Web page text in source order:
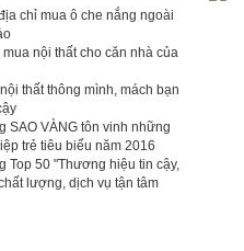
chỉ mua ô che nắng ngoài
nội thất cho căn nhà của
thất thông mình, mách bạn
SAO VÀNG tôn vinh những
trẻ tiêu biểu năm 2016
Top 50 "Thương hiệu tin cậy,
lượng, dịch vụ tận tâm